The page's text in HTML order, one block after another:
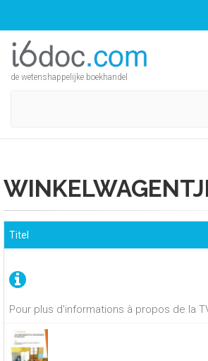
de wetenshappelijke boekhandel
Pour plus d'informations à propos de la
Titel